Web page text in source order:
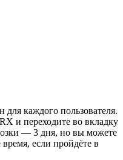
каждого пользователя.
и переходите во вкладку
— 3 дня, но вы можете
если пройдёте в